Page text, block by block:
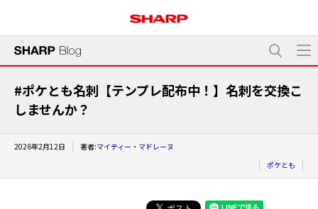
#ポケとも名刺【テンプレ配布中！】名刺を交換こ
しませんか？
2026年2月12日 著者:マイティー・マドレーヌ
ポケとも